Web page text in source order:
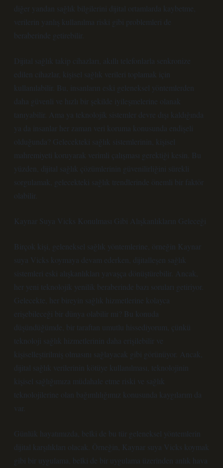
diğer yandan sağlık bilgilerini dijital ortamlarda kaybetme,
verilerin yanlış kullanılma riski gibi problemleri de
beraberinde getirebilir.
Dijital sağlık takip cihazları, akıllı telefonlarla senkronize
edilen cihazlar, kişisel sağlık verileri toplamak için
kullanılabilir. Bu, insanların eski geleneksel yöntemlerden
daha güvenli ve hızlı bir şekilde iyileşmelerine olanak
tanıyabilir. Ama ya teknolojik sistemler devre dışı kaldığında
ya da insanlar her zaman veri koruma konusunda endişeli
olduğunda? Gelecekteki sağlık sistemlerinin, kişisel
mahremiyeti koruyarak verimli çalışması gerektiği kesin. Bu
yüzden, dijital sağlık çözümlerinin güvenilirliğini sürekli
sorgulamak, gelecekteki sağlık trendlerinde önemli bir faktör
olabilir.
Kaynar Suya Vicks Konulması Gibi Alışkanlıkların Geleceği
Birçok kişi, geleneksel sağlık yöntemlerine, örneğin Kaynar
suya Vicks koymaya devam ederken, dijitalleşen sağlık
sistemleri eski alışkanlıkları yavaşça dönüştürebilir. Ancak,
her yeni teknolojik yenilik beraberinde bazı soruları getiriyor.
Gelecekte, her bireyin sağlık hizmetlerine kolayca
erişebileceği bir dünya olabilir mi? Bu konuda
düşündüğümde, bir taraftan umutlu hissediyorum, çünkü
teknoloji sağlık hizmetlerinin daha erişilebilir ve
kişiselleştirilmiş olmasını sağlayacak gibi görünüyor. Ancak,
dijital sağlık verilerinin kötüye kullanılması, teknolojinin
kişisel sağlığımıza müdahale etme riski ve sağlık
teknolojilerine olan bağımlılığımız konusunda kaygılarım da
var.
Günlük hayatımızda, belki de bu tür geleneksel yöntemlerin
dijital karşılıkları olacak. Örneğin, Kaynar suya Vicks koymak
gibi bir uygulama, belki de bir uygulama üzerinden anlık hava